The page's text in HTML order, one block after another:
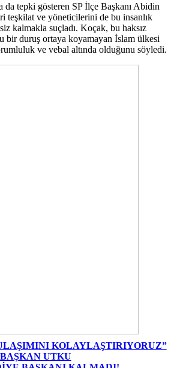
da tepki gösteren SP İlçe Başkanı Abidin
teşkilat ve yöneticilerini de bu insanlık
kalmakla suçladı. Koçak, bu haksız
bir duruş ortaya koyamayan İslam ülkesi
ve vebal altında olduğunu söyledi.
KOLAYLAŞTIRIYORUZ”
UTKU